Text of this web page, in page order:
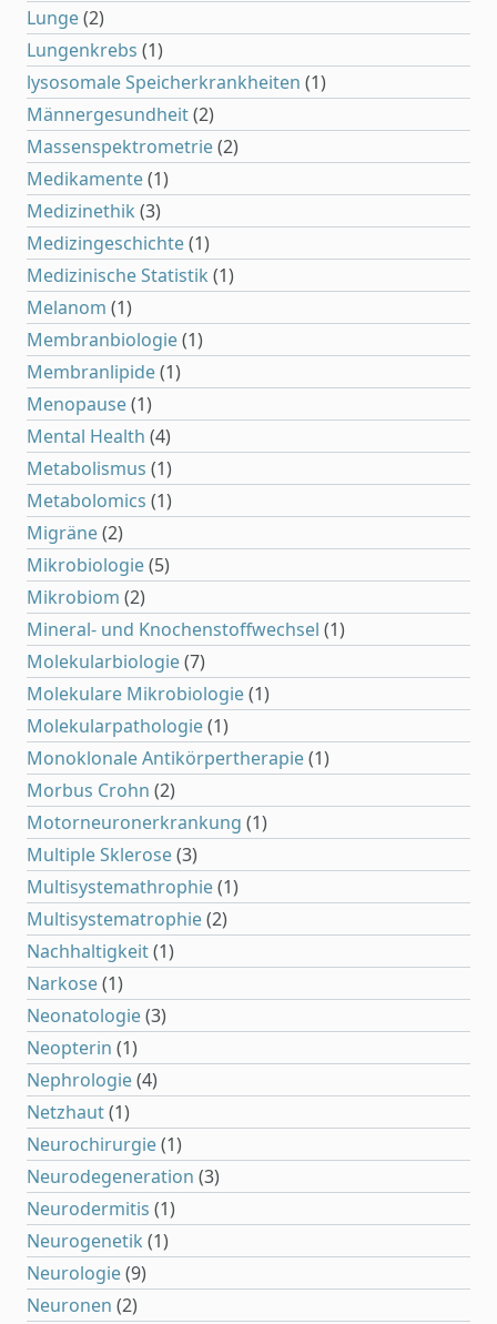
Lunge(2)
Lungenkrebs (1)
lysosomale Speicherkrankheiten (1)
Männergesundheit(2)
Massenspektrometrie(2)
Medikamente(1)
Medizinethik (3)
Medizingeschichte(1)
Medizinische Statistik (1)
Melanom (1)
Membranbiologie(1)
Membranlipide(1)
Menopause(1)
Mental Health (4)
Metabolismus (1)
Metabolomics (1)
Migräne(2)
Mikrobiologie(5)
Mikrobiom (2)
Mineral- und Knochenstoffwechsel (1)
Molekularbiologie(7)
Molekulare Mikrobiologie(1)
Molekularpathologie(1)
Monoklonale Antikörpertherapie(1)
Morbus Crohn (2)
Motorneuronerkrankung (1)
Multiple Sklerose(3)
Multisystemathrophie(1)
Multisystematrophie(2)
Nachhaltigkeit(1)
Narkose(1)
Neonatologie(3)
Neopterin (1)
Nephrologie(4)
Netzhaut(1)
Neurochirurgie(1)
Neurodegeneration (3)
Neurodermitis (1)
Neurogenetik (1)
Neurologie(9)
Neuronen (2)